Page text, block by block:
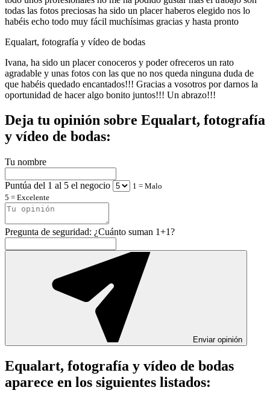
todas las fotos preciosas ha sido un placer haberos elegido nos lo
habéis echo todo muy fácil muchísimas gracias y hasta pronto
Equalart, fotografía y vídeo de bodas
Ivana, ha sido un placer conoceros y poder ofreceros un rato
agradable y unas fotos con las que no nos queda ninguna duda de
que habéis quedado encantados!!! Gracias a vosotros por darnos la
oportunidad de hacer algo bonito juntos!!! Un abrazo!!!
Deja tu opinión sobre Equalart, fotografía
y vídeo de bodas:
Tu nombre
Puntúa del 1 al 5 el negocio
1 = Malo
5 = Excelente
Pregunta de seguridad: ¿Cuánto suman 1+1?
Enviar opinión
Equalart, fotografía y vídeo de bodas
aparece en los siguientes listados: